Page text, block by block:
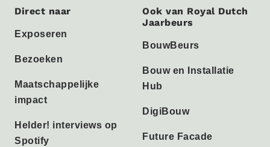
Direct naar
Exposeren
Bezoeken
Maatschappelijke
impact
Helder! interviews op
Spotify
Ook van Royal Dutch
Jaarbeurs
BouwBeurs
Bouw en Installatie
Hub
DigiBouw
Future Facade